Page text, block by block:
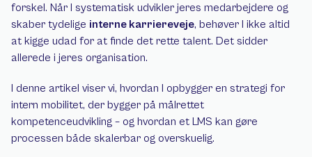
forskel. Når I systematisk udvikler jeres medarbejdere og
skaber tydelige interne karriereveje, behøver I ikke altid
at kigge udad for at finde det rette talent. Det sidder
allerede i jeres organisation.
I denne artikel viser vi, hvordan I opbygger en strategi for
intern mobilitet, der bygger på målrettet
kompetenceudvikling – og hvordan et LMS kan gøre
processen både skalerbar og overskuelig.